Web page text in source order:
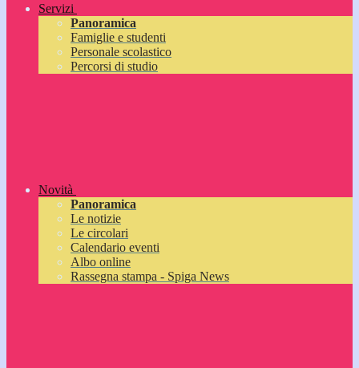
Servizi
Panoramica
Famiglie e studenti
Personale scolastico
Percorsi di studio
Novità
Panoramica
Le notizie
Le circolari
Calendario eventi
Albo online
Rassegna stampa - Spiga News